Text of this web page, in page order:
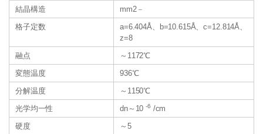
結晶構造 mm2
格子定数
a=6.404Å、b=10.615Å、c=12.814Å、
z=8
融点
～1172℃
変態温度
936℃
分解温度
～1150℃
光学均一性
dn～10-6 /cm
硬度
～5